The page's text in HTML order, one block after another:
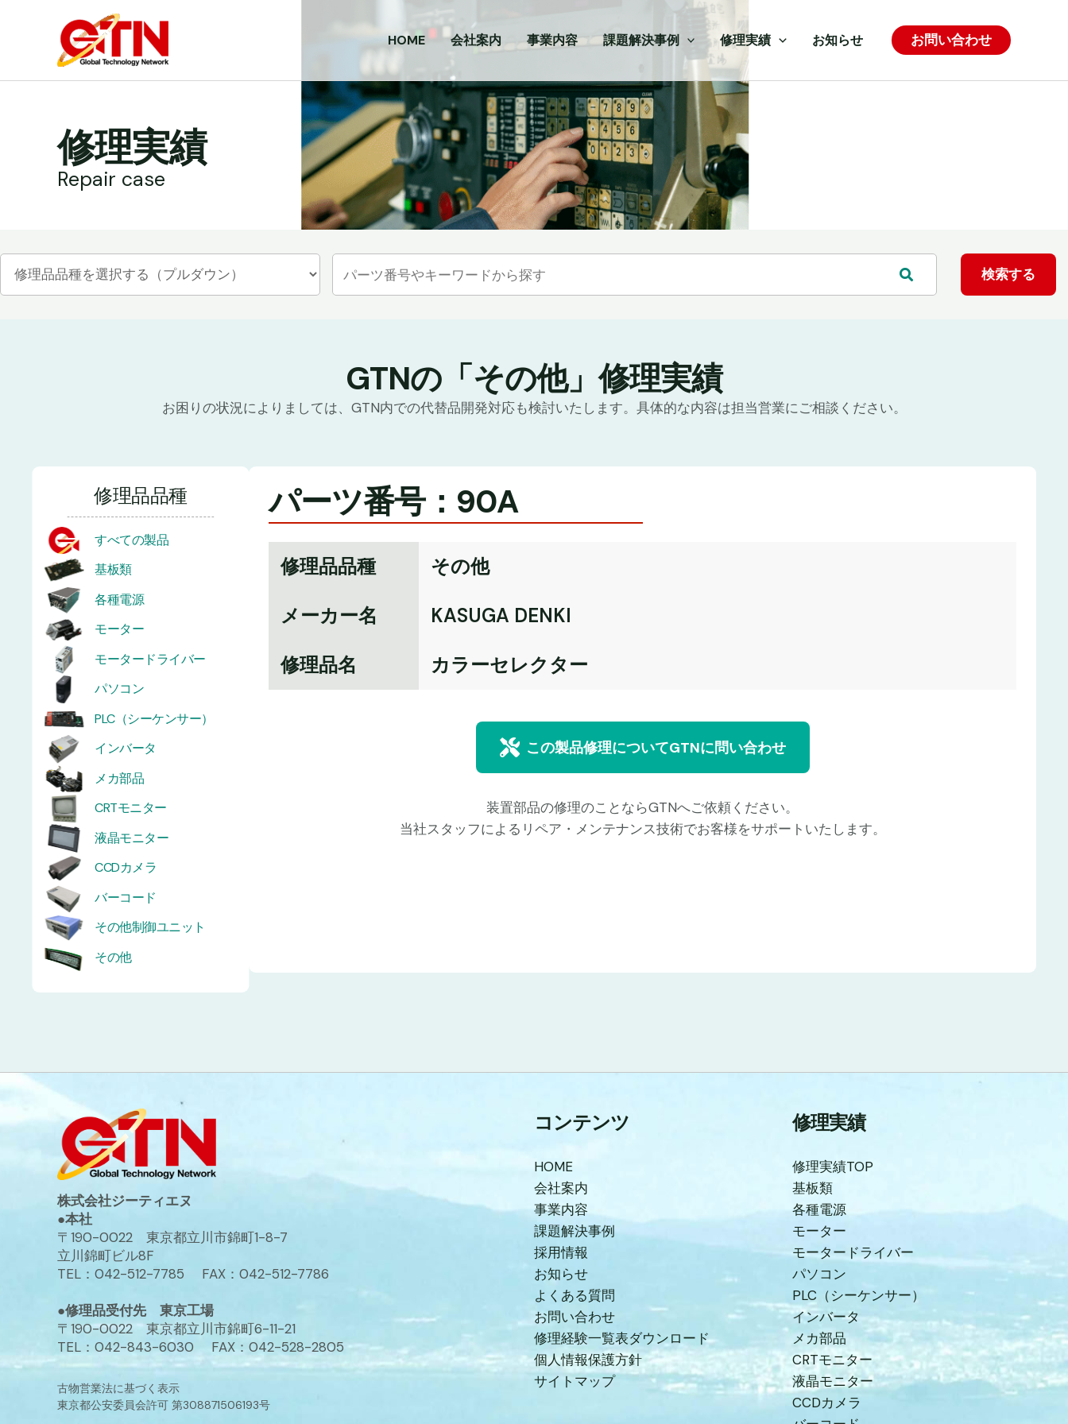
HOME 会社案内 事業内容 課題解決事例 修理実績 お知らせ お問い合わせ
修理実績
Repair case
GTNの「その他」修理実績
お困りの状況によりましては、GTN内での代替品開発対応も検討いたします。具体的な内容は担当営業にご相談ください。
修理品品種
すべての製品
基板類
各種電源
モーター
モータードライバー
パソコン
PLC（シーケンサー）
インバータ
メカ部品
CRTモニター
液晶モニター
CCDカメラ
バーコード
その他制御ユニット
その他
パーツ番号：90A
修理品品種
その他
メーカー名
KASUGA DENKI
修理品名
カラーセレクター
この製品修理についてGTNに問い合わせ
装置部品の修理のことならGTNへご依頼ください。
当社スタッフによるリペア・メンテナンス技術でお客様をサポートいたします。
株式会社ジーティエヌ
●本社
〒190-0022 東京都立川市錦町1-8-7
立川錦町ビル8F
TEL：042-512-7785 FAX：042-512-7786
●修理品受付先 東京工場
〒190-0022 東京都立川市錦町6-11-21
TEL：042-843-6030 FAX：042-528-2805
古物営業法に基づく表示
東京都公安委員会許可 第308871506193号
コンテンツ
HOME
会社案内
事業内容
課題解決事例
採用情報
お知らせ
よくある質問
お問い合わせ
修理経験一覧表ダウンロード
個人情報保護方針
サイトマップ
修理実績
修理実績TOP
基板類
各種電源
モーター
モータードライバー
パソコン
PLC（シーケンサー）
インバータ
メカ部品
CRTモニター
液晶モニター
CCDカメラ